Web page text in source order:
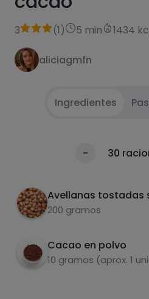
3 (1) 5 min 1434
aliciagmfn
Ingredientes
- 30
Avellanas tostadas
200 gramos
Cacao en polvo
10 gramos (aprox. 1
Poner las avellanas
hasta conseguir
2 Añadir el cacao y